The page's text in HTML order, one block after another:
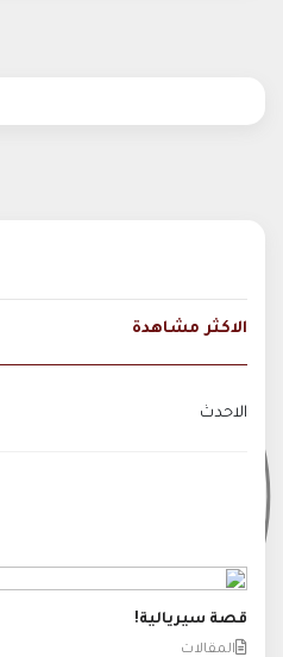
الاكثر مشاهدة
الاحدث
قصة سيريالية!
المقالات